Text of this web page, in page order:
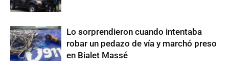
Lo sorprendieron cuando intentaba
robar un pedazo de vía y marchó preso
en Bialet Massé